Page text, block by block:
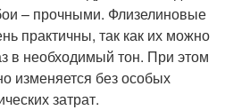
– прочными. Флизелиновые
практичны, так как их можно
в необходимый тон. При этом
изменяется без особых
затрат.